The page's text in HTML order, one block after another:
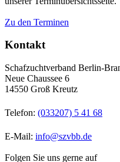
Zu den Terminen
Kontakt
Schafzuchtverband Berlin-
Neue Chaussee 6
14550 Groß Kreutz
Telefon: (033207) 5 41 68
E-Mail: info@szvbb.de
Folgen Sie uns gerne auf